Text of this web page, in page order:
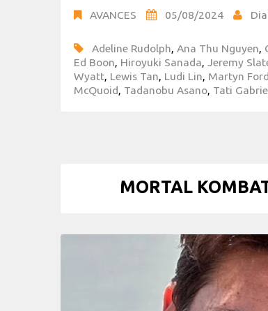
AVANCES 05/08/2024
Adeline Rudolph, Ana Thu Nguyen,
Ed Boon, Hiroyuki Sanada, Jeremy
Wyatt, Lewis Tan, Ludi Lin, Martyn Ford
McQuoid, Tadanobu Asano, Tati
MORTAL